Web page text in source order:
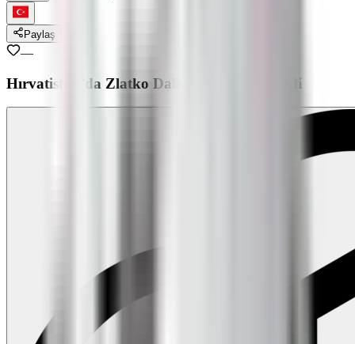
Paylaş
—
Hırvatistan’da Zlatko Dalic dönemi sona erdi